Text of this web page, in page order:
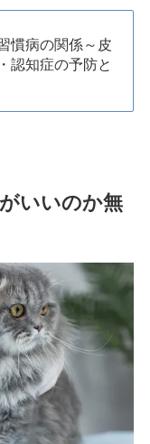
慣病の関係～皮
認知症の予防と
いいのか無